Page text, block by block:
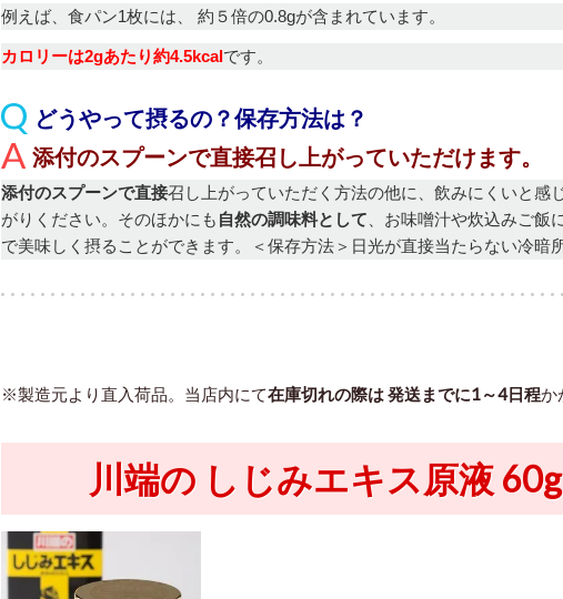
例えば、食パン1枚には、 約５倍の0.8gが含まれています。
カロリーは2gあたり約4.5kcalです。
どうやって摂るの？保存方法は？
添付のスプーンで直接召し上がっていただけます。
添付のスプーンで直接召し上がっていただく方法の他に、 飲みにくいと感
がりください。 そのほかにも 自然の調味料として 、お味噌汁や炊込みご飯
で美味しく摂ることができます。
＜保存方法＞日光が直接当たらない冷暗
※製造元より直入荷品。当店内にて在庫切れの際は 発送までに1～4日程か
川端の しじみエキス原液